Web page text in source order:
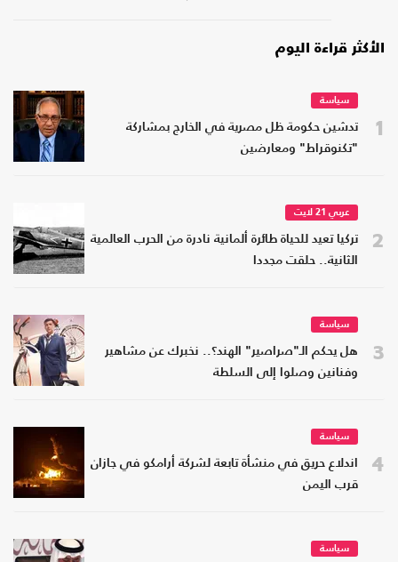
الأكثر قراءة اليوم
1
سياسة
تدشين حكومة ظل مصرية في الخارج بمشاركة
"تكنوقراط" ومعارضين
2
عربي 21 لايت
تركيا تعيد للحياة طائرة ألمانية نادرة من الحرب العالمية
الثانية.. حلقت مجددا
3
سياسة
هل يحكم الـ"صراصير" الهند؟.. نخبرك عن مشاهير
وفنانين وصلوا إلى السلطة
4
سياسة
اندلاع حريق في منشأة تابعة لشركة أرامكو في جازان
قرب اليمن
سياسة